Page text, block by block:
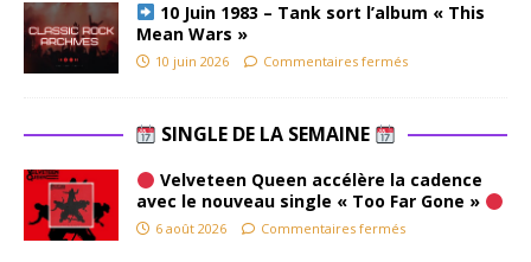
10 Juin 1983 – Tank sort l’album « This
Mean Wars »
10 juin 2026 Commentaires fermés
SINGLE DE LA SEMAINE
Velveteen Queen accélère la cadence
avec le nouveau single « Too Far Gone »
6 août 2026 Commentaires fermés